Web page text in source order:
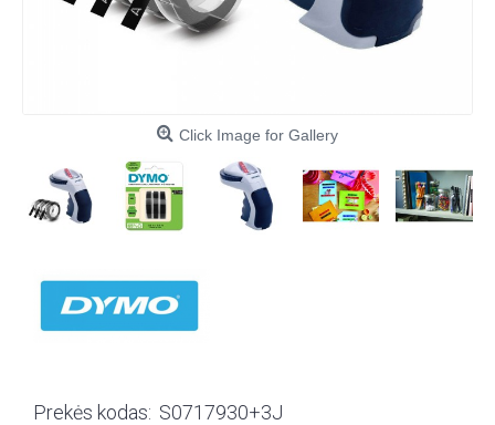
Click Image for Gallery
Prekės kodas: S0717930+3J